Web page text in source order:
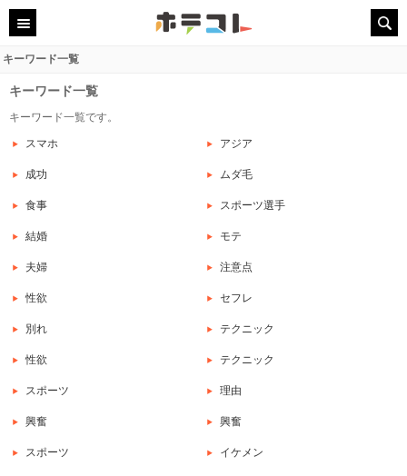
キーワード一覧
キーワード一覧
キーワード一覧です。
スマホ アジア
成功 ムダ毛
食事 スポーツ選手
結婚 モテ
夫婦 注意点
性欲 セフレ
別れ テクニック
性欲 テクニック
スポーツ 理由
興奮 興奮
スポーツ イケメン